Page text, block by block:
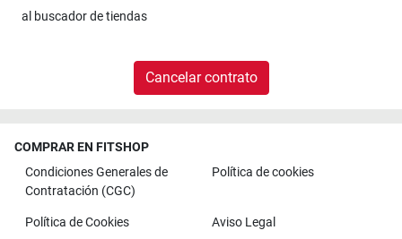
al buscador de tiendas
Cancelar contrato
COMPRAR EN FITSHOP
Condiciones Generales de
Contratación (CGC)
Política de cookies
Política de Cookies Aviso Legal